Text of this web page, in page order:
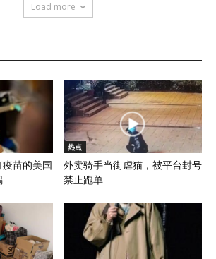
Load more
苗的美国
热点
外卖骑手当街虐猫，被平台封号
禁止跑单